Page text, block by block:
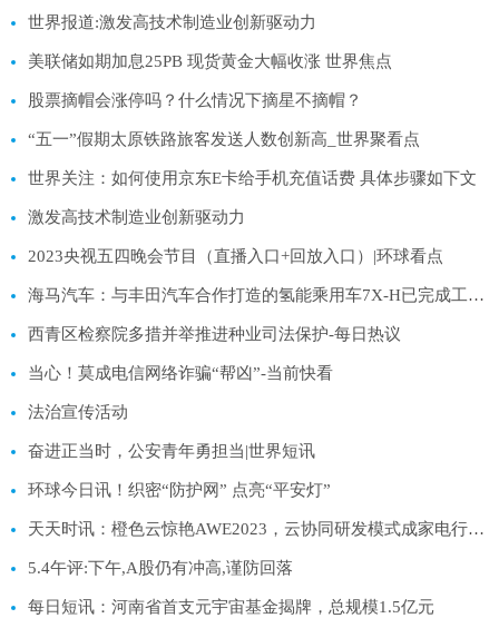
世界报道:激发高技术制造业创新驱动力
美联储如期加息25PB 现货黄金大幅收涨 世界焦点
股票摘帽会涨停吗？什么情况下摘星不摘帽？
“五一”假期太原铁路旅客发送人数创新高_世界聚看点
世界关注：如何使用京东E卡给手机充值话费 具体步骤如下文
激发高技术制造业创新驱动力
2023央视五四晚会节目（直播入口+回放入口）|环球看点
海马汽车：与丰田汽车合作打造的氢能乘用车7X-H已完成工程设计
西青区检察院多措并举推进种业司法保护-每日热议
当心！莫成电信网络诈骗“帮凶”-当前快看
法治宣传活动
奋进正当时，公安青年勇担当|世界短讯
环球今日讯！织密“防护网” 点亮“平安灯”
天天时讯：橙色云惊艳AWE2023，云协同研发模式成家电行业数字化创新加速器
5.4午评:下午,A股仍有冲高,谨防回落
每日短讯：河南省首支元宇宙基金揭牌，总规模1.5亿元